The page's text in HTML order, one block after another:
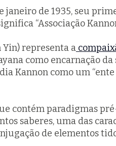
janeiro de 1935, seu
“Associação
representa a
como encarnação
Kannon como um
contém paradigmas
saberes, uma das
de elementos